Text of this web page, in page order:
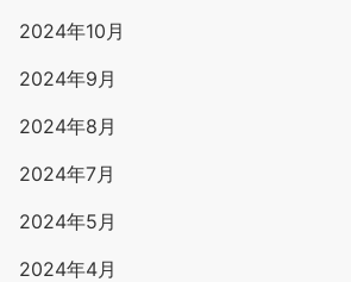
2024年10月
2024年9月
2024年8月
2024年7月
2024年5月
2024年4月